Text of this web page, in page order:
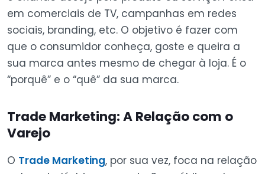
em comerciais de TV, campanhas em redes
sociais, branding, etc. O objetivo é fazer com
que o consumidor conheça, goste e queira a
sua marca antes mesmo de chegar à loja. É o
“porquê” e o “quê” da sua marca.
Trade Marketing: A Relação com o
Varejo
O Trade Marketing, por sua vez, foca na relação